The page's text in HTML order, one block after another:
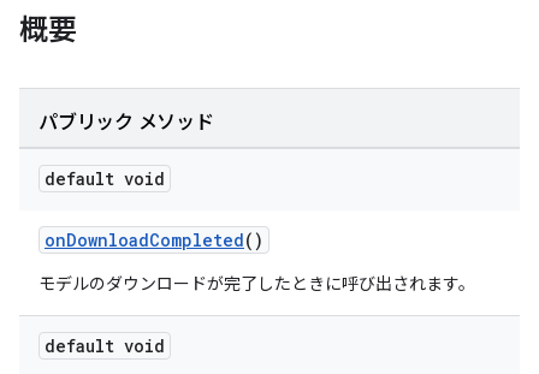
概要
パブリック メソッド
default void
onDownloadCompleted()
モデルのダウンロードが完了したときに呼び出されます。
default void